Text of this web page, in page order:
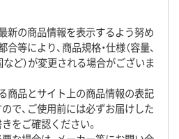
新の商品情報を表示するよう努め
等により、商品規格・仕様（容量、
など）が変更される場合がございま
商品とサイト上の商品情報の表記
で、ご使用前には必ずお届けした
をご確認ください。